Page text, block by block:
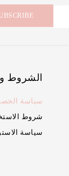
الشروط
سياسة
شروط
سياسة